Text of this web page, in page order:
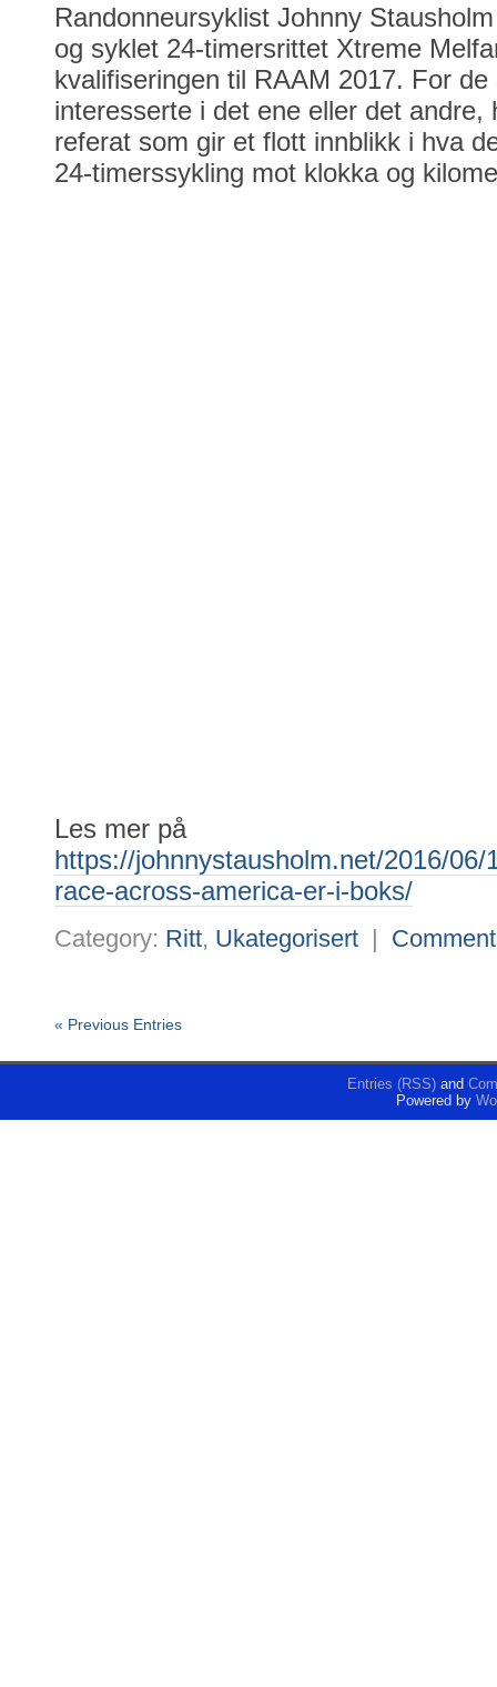
Randonneursyklist Johnny
og syklet 24-timersrittet Xtreme
kvalifiseringen til RAAM 2017. For
interesserte i det ene eller det andre,
referat som gir et flott innblikk i hva
24-timerssykling mot klokka og
Les mer på
https://johnnystausholm.net/2016/06/
race-across-america-er-i-boks/
Category: Ritt, Ukategorisert | Comment
« Previous Entries
Entries (RSS)and
Powered by